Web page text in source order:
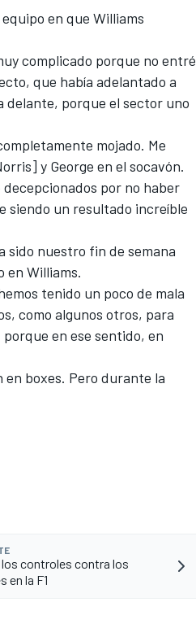
en que Williams
complicado porque no entré
que había adelantado a
delante, porque el sector uno
mojado. Me
y George en el socavón.
decepcionados por no haber
siendo un resultado increíble
sido nuestro fin de semana
en Williams.
tenido un poco de mala
como algunos otros, para
en ese sentido, en
boxes. Pero durante la
los controles contra los
en la F1